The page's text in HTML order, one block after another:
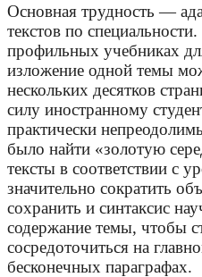
Основная трудность —
текстов по
профильных учебниках
изложение одной темы
нескольких десятков
силу иностранному
практически
было найти «золотую
тексты в соответствии с
значительно сократить
сохранить и синтаксис
содержание темы, чтобы
сосредоточиться на
бесконечных параграфах.